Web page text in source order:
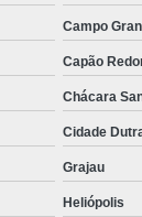
Campo
Capão
Chácara
Cidade
Grajau
Heliópolis